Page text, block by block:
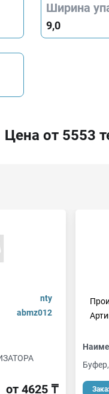
Ширина
9,0
Цена от 5553
nty
abmz012
от 4625 ₸